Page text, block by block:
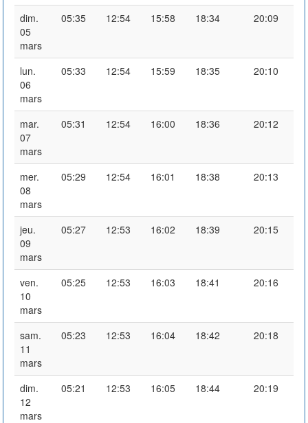
dim.
05
mars
05:35 12:54 15:58 18:34 20:09
lun.
06
mars
05:33 12:54 15:59 18:35 20:10
mar.
07
mars
05:31 12:54 16:00 18:36 20:12
mer.
08
mars
05:29 12:54 16:01 18:38 20:13
jeu.
09
mars
05:27 12:53 16:02 18:39 20:15
ven.
10
mars
05:25 12:53 16:03 18:41 20:16
sam.
11
mars
05:23 12:53 16:04 18:42 20:18
dim.
12
mars
05:21 12:53 16:05 18:44 20:19